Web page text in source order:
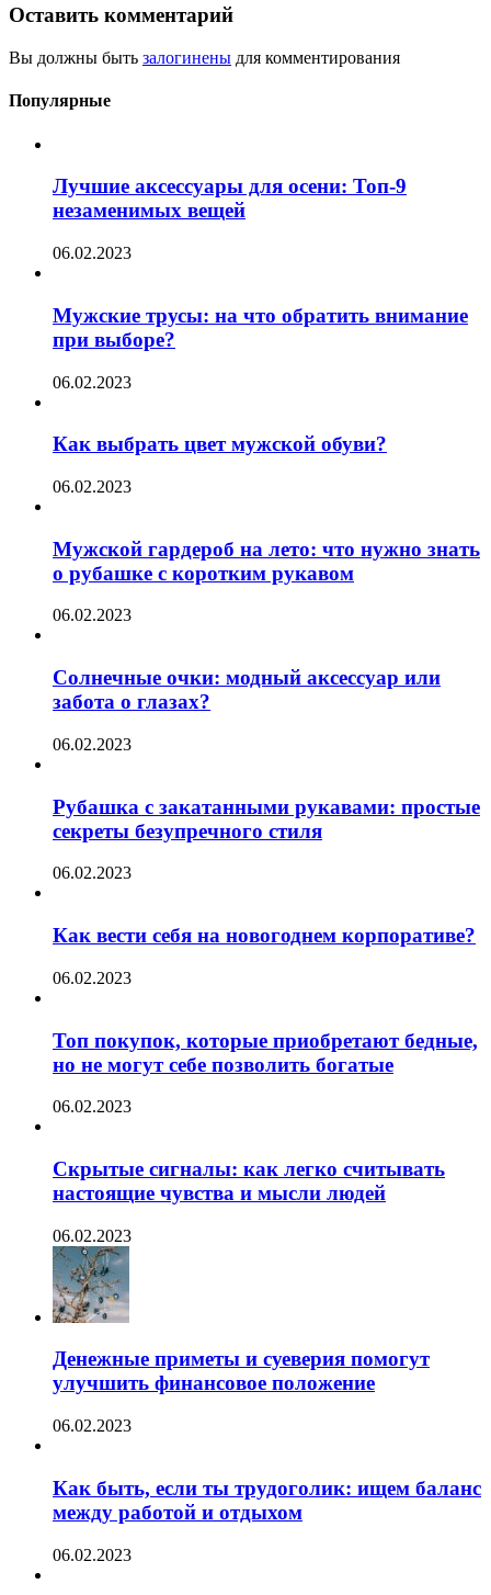
Оставить комментарий
Вы должны быть залогинены для комментирования
Популярные
Лучшие аксессуары для осени: Топ-9
незаменимых вещей
06.02.2023
Мужские трусы: на что обратить внимание
при выборе?
06.02.2023
Как выбрать цвет мужской обуви?
06.02.2023
Мужской гардероб на лето: что нужно знать
о рубашке с коротким рукавом
06.02.2023
Солнечные очки: модный аксессуар или
забота о глазах?
06.02.2023
Рубашка с закатанными рукавами: простые
секреты безупречного стиля
06.02.2023
Как вести себя на новогоднем корпоративе?
06.02.2023
Топ покупок, которые приобретают бедные,
но не могут себе позволить богатые
06.02.2023
Скрытые сигналы: как легко считывать
настоящие чувства и мысли людей
06.02.2023
Денежные приметы и суеверия помогут
улучшить финансовое положение
06.02.2023
Как быть, если ты трудоголик: ищем баланс
между работой и отдыхом
06.02.2023